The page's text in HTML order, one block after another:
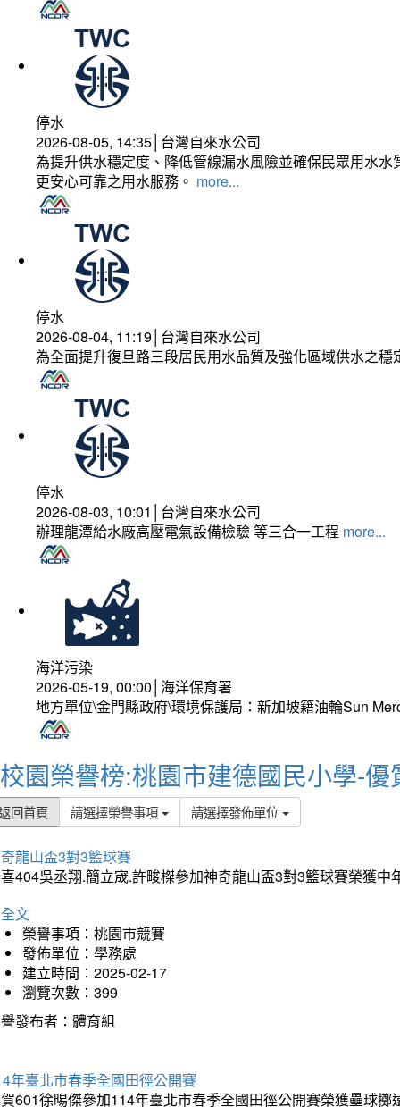
停水
2026-08-05, 14:35│台灣自來水公司
為提升供水穩定度、降低管線漏水風險並確保民眾用水
更安心可靠之用水服務。 more...
停水
2026-08-04, 11:19│台灣自來水公司
為全面提升復旦路三段居民用水品質及強化區域供水之
停水
2026-08-03, 10:01│台灣自來水公司
辦理龍潭給水廠高壓電氣設備檢驗 等三合一工程 more...
海洋污染
2026-05-19, 00:00│海洋保育署
地方單位\金門縣政府\環境保護局：新加坡籍油輪Sun
校園榮譽榜:桃園市建德國民小學-優
回首頁 請選擇榮譽事項 請選擇發佈單位
龍山盃3對3籃球賽
404吳丞翔.簡立宬.許畯榤參加神奇龍山盃3對3籃球賽榮獲中
文
榮譽事項：桃園市競賽
發佈單位：學務處
建立時間：2025-02-17
瀏覽次數：399
發布者：體育組
年臺北市春季全國田徑公開賽
601徐晹傑參加114年臺北市春季全國田徑公開賽榮獲壘球擲